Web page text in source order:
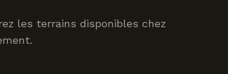
les terrains disponibles chez